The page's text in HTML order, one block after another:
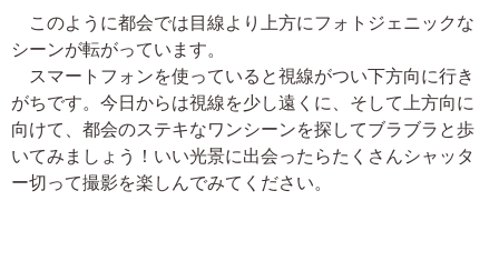
このように都会では目線より上方にフォトジェニックな
シーンが転がっています。
スマートフォンを使っていると視線がつい下方向に行き
がちです。今日からは視線を少し遠くに、そして上方向に
向けて、都会のステキなワンシーンを探してブラブラと歩
いてみましょう！いい光景に出会ったらたくさんシャッタ
ー切って撮影を楽しんでみてください。